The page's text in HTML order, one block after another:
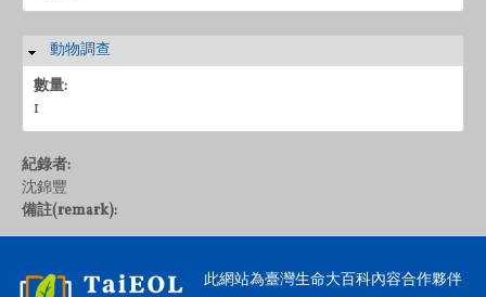
隱藏
動物調查
數量:
1
紀錄者:
沈錦豐
備註(remark):
此網站為臺灣生命大百科內容合作夥伴